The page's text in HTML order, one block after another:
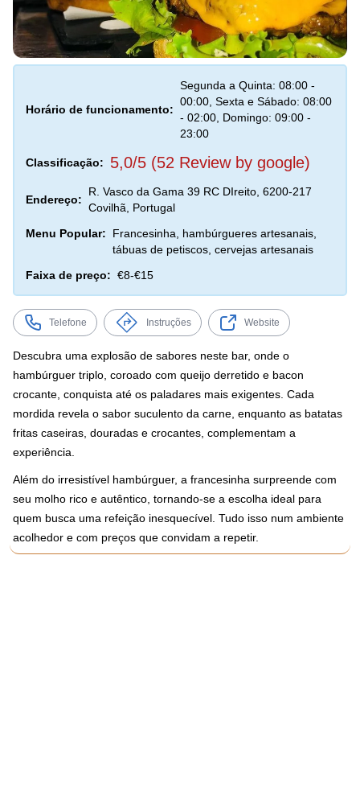
Horário de funcionamento:
Segunda a Quinta: 08:00 -
00:00, Sexta e Sábado: 08:00
- 02:00, Domingo: 09:00 -
23:00
Classificação: 5,0/5 (52 Review by google)
Endereço:
R. Vasco da Gama 39 RC DIreito, 6200-217
Covilhã, Portugal
Menu Popular:
Francesinha, hambúrgueres artesanais,
tábuas de petiscos, cervejas artesanais
Faixa de preço: €8-€15
Telefone Instruções Website
Descubra uma explosão de sabores neste bar, onde o
hambúrguer triplo, coroado com queijo derretido e bacon
crocante, conquista até os paladares mais exigentes. Cada
mordida revela o sabor suculento da carne, enquanto as batatas
fritas caseiras, douradas e crocantes, complementam a
experiência.
Além do irresistível hambúrguer, a francesinha surpreende com
seu molho rico e autêntico, tornando-se a escolha ideal para
quem busca uma refeição inesquecível. Tudo isso num ambiente
acolhedor e com preços que convidam a repetir.